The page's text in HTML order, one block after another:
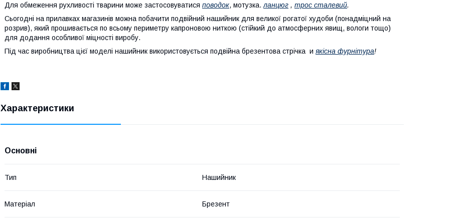
Для обмеження рухливості тварини може застосовуватися поводок, мотузка.ланцюг , трос сталевий.
Сьогодні на прилавках магазинів можна побачити подвійний нашийник для великої рогатої худоби (понадміцний на
розрив), який прошивається по всьому периметру капроновою ниткою (стійкий до атмосферних явищ, вологи тощо)
для додання особливої міцності виробу.
Під час виробництва цієї моделі нашийник використовується подвійна брезентова стрічка и якісна фурнітура!
Характеристики
Основні
Тип Нашийник
Матеріал Брезент